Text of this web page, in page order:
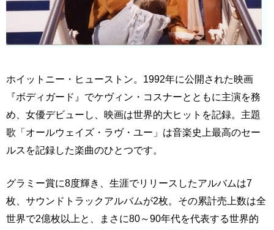
ホイットニー・ヒューストン。1992年に公開された映画
『ボディガード』でケヴィン・コスナーとともに主演を務
め、女優デビューし、映画は世界的大ヒットを記録。主題
歌「オールウェイズ・ラヴ・ユー」は音楽史上最高のセー
ルスを記録した楽曲のひとつです。
グラミー賞に8度輝き、生涯でリリースしたアルバムは7
枚、サウンドトラックアルバムが2枚。その累計売上数は全
世界で2億枚以上と、まさに80～90年代を代表する世界的